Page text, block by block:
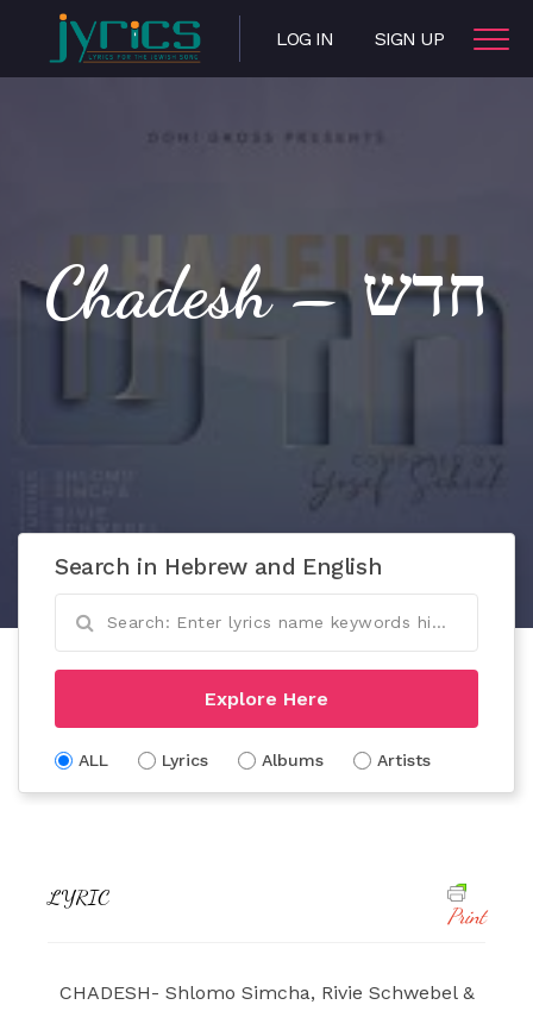
LOG IN SIGN UP
Chadesh – חדש
Search in Hebrew and English
Explore Here
ALL Lyrics Albums Artists
LYRIC
Print
CHADESH- Shlomo Simcha, Rivie Schwebel &